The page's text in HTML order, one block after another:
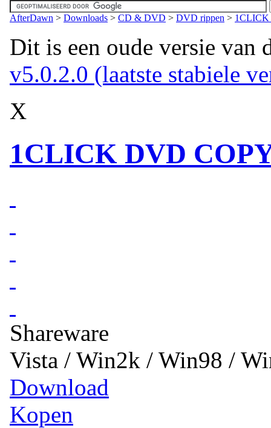
AfterDawn > Downloads > CD & DVD > DVD rippen > 1CLICK
Dit is een oude versie van
v5.0.2.0 (laatste stabiele
X
1CLICK DVD
Shareware
Vista / Win2k / Win98 /
Download
Kopen